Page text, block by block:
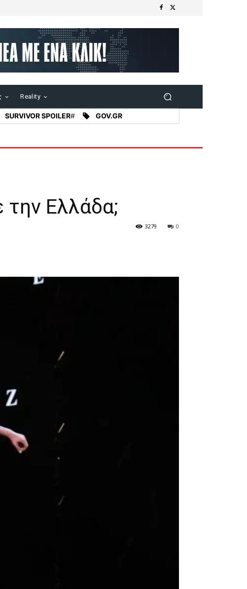
Reality
SURVIVOR SPOILER# GOV.GR
την Ελλάδα;
0
3279